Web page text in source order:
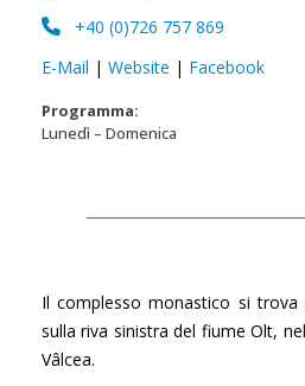
+40 (0)726 757 869
E-Mail | Website | Facebook
Programma:
Lunedì – Domenica
Il complesso monastico si
sulla riva sinistra del fiume Olt,
Vâlcea.